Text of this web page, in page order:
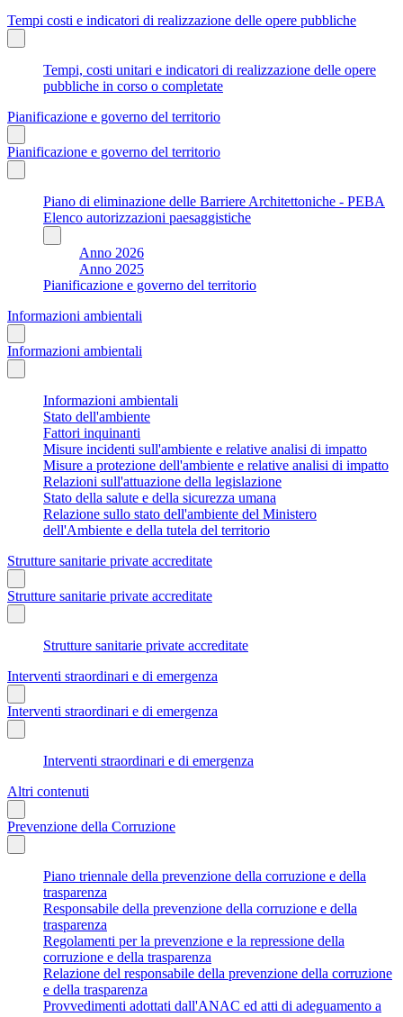
Tempi costi e indicatori di realizzazione delle opere pubbliche
Tempi, costi unitari e indicatori di realizzazione delle opere
pubbliche in corso o completate
Pianificazione e governo del territorio
Pianificazione e governo del territorio
Piano di eliminazione delle Barriere Architettoniche - PEBA
Elenco autorizzazioni paesaggistiche
Anno 2026
Anno 2025
Pianificazione e governo del territorio
Informazioni ambientali
Informazioni ambientali
Informazioni ambientali
Stato dell'ambiente
Fattori inquinanti
Misure incidenti sull'ambiente e relative analisi di impatto
Misure a protezione dell'ambiente e relative analisi di impatto
Relazioni sull'attuazione della legislazione
Stato della salute e della sicurezza umana
Relazione sullo stato dell'ambiente del Ministero
dell'Ambiente e della tutela del territorio
Strutture sanitarie private accreditate
Strutture sanitarie private accreditate
Strutture sanitarie private accreditate
Interventi straordinari e di emergenza
Interventi straordinari e di emergenza
Interventi straordinari e di emergenza
Altri contenuti
Prevenzione della Corruzione
Piano triennale della prevenzione della corruzione e della
trasparenza
Responsabile della prevenzione della corruzione e della
trasparenza
Regolamenti per la prevenzione e la repressione della
corruzione e della trasparenza
Relazione del responsabile della prevenzione della corruzione
e della trasparenza
Provvedimenti adottati dall'ANAC ed atti di adeguamento a